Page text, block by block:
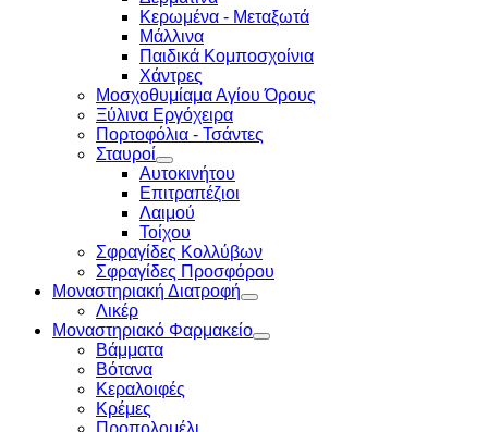
Κερωμένα - Μεταξωτά
Μάλλινα
Παιδικά Κομποσχοίνια
Χάντρες
Μοσχοθυμίαμα Αγίου Όρους
Ξύλινα Εργόχειρα
Πορτοφόλια - Τσάντες
Σταυροί
Αυτοκινήτου
Επιτραπέζιοι
Λαιμού
Τοίχου
Σφραγίδες Κολλύβων
Σφραγίδες Προσφόρου
Μοναστηριακή Διατροφή
Λικέρ
Μοναστηριακό Φαρμακείο
Βάμματα
Βότανα
Κεραλοιφές
Κρέμες